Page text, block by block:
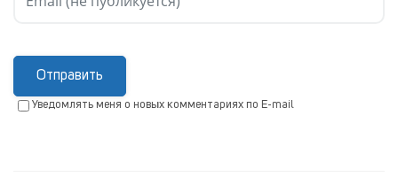
Отправить
Уведомлять меня о новых комментариях по E-mail